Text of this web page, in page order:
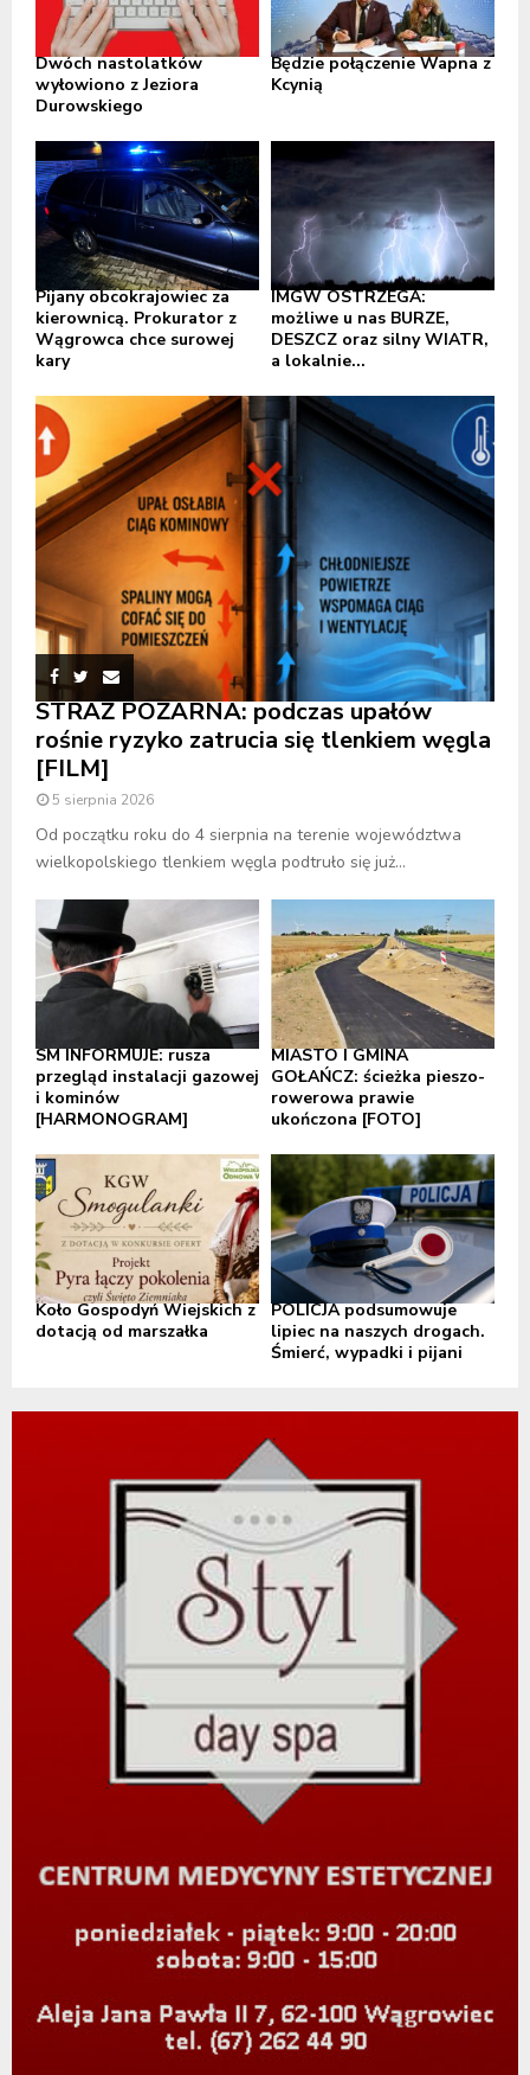
Dwóch nastolatków
wyłowiono z Jeziora
Durowskiego
Będzie połączenie Wapna z
Kcynią
Pijany obcokrajowiec za
kierownicą. Prokurator z
Wągrowca chce surowej
kary
IMGW OSTRZEGA:
możliwe u nas BURZE,
DESZCZ oraz silny WIATR,
a lokalnie...
STRAŻ POŻARNA: podczas upałów
rośnie ryzyko zatrucia się tlenkiem węgla
[FILM]
5 sierpnia 2026
Od początku roku do 4 sierpnia na terenie województwa
wielkopolskiego tlenkiem węgla podtruło się już...
SM INFORMUJE: rusza
przegląd instalacji gazowej
i kominów
[HARMONOGRAM]
MIASTO I GMINA
GOŁAŃCZ: ścieżka pieszo-
rowerowa prawie
ukończona [FOTO]
Koło Gospodyń Wiejskich z
dotacją od marszałka
POLICJA podsumowuje
lipiec na naszych drogach.
Śmierć, wypadki i pijani